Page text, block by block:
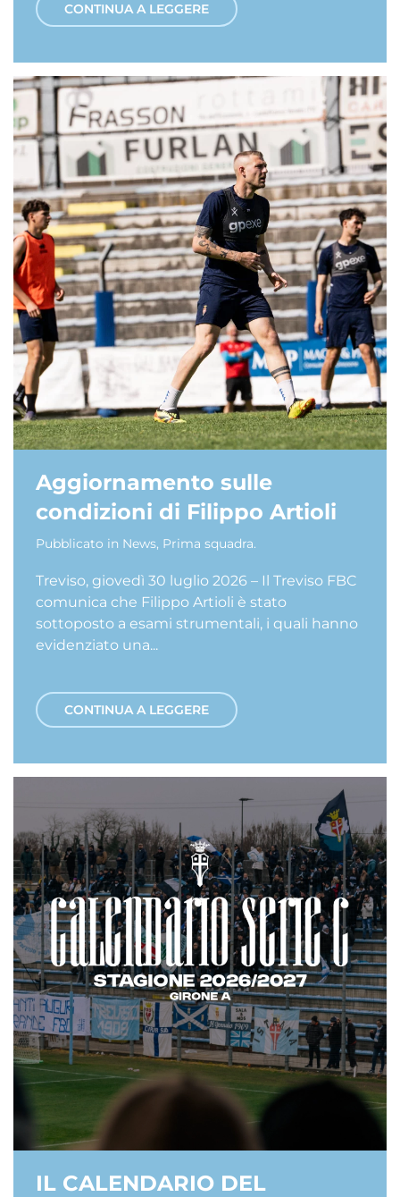
CONTINUA A LEGGERE
Aggiornamento sulle
condizioni di Filippo Artioli
Pubblicato in News, Prima squadra.
Treviso, giovedì 30 luglio 2026 – Il Treviso FBC
comunica che Filippo Artioli è stato
sottoposto a esami strumentali, i quali hanno
evidenziato una...
CONTINUA A LEGGERE
IL CALENDARIO DEL